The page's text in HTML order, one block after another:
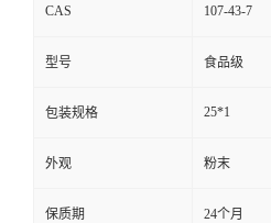
CAS 107-43-7
型号 食品级
包装规格 25*1
外观 粉末
保质期 24个月